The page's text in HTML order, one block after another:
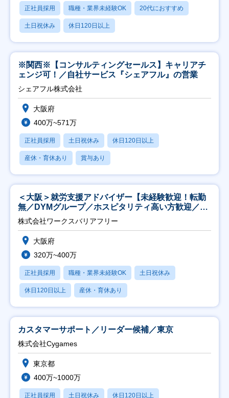
正社員採用 職種・業界未経験OK 20代におすすめ
土日祝休み 休日120日以上
※関西※【コンサルティングセールス】キャリアチ
ェンジ可！／自社サービス『シェアフル』の営業
シェアフル株式会社
大阪府
400万~571万
正社員採用 土日祝休み 休日120日以上
産休・育休あり 賞与あり
＜大阪＞就労支援アドバイザー【未経験歓迎！転勤
無／DYMグループ／ホスピタリティ高い方歓迎／土
日祝】
株式会社ワークスバリアフリー
大阪府
320万~400万
正社員採用 職種・業界未経験OK 土日祝休み
休日120日以上 産休・育休あり
カスタマーサポート／リーダー候補／東京
株式会社Cygames
東京都
400万~1000万
正社員採用 土日祝休み 休日120日以上